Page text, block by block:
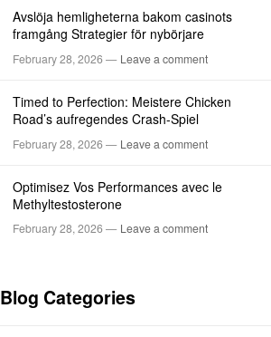
Avslöja hemligheterna bakom casinots
framgång Strategier för nybörjare
February 28, 2026 — Leave a comment
Timed to Perfection: Meistere Chicken
Road’s aufregendes Crash-Spiel
February 28, 2026 — Leave a comment
Optimisez Vos Performances avec le
Methyltestosterone
February 28, 2026 — Leave a comment
Blog Categories